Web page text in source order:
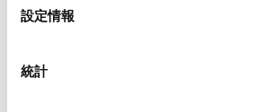
設定情報
統計
形状仕様
電気的仕様(照光部定格)